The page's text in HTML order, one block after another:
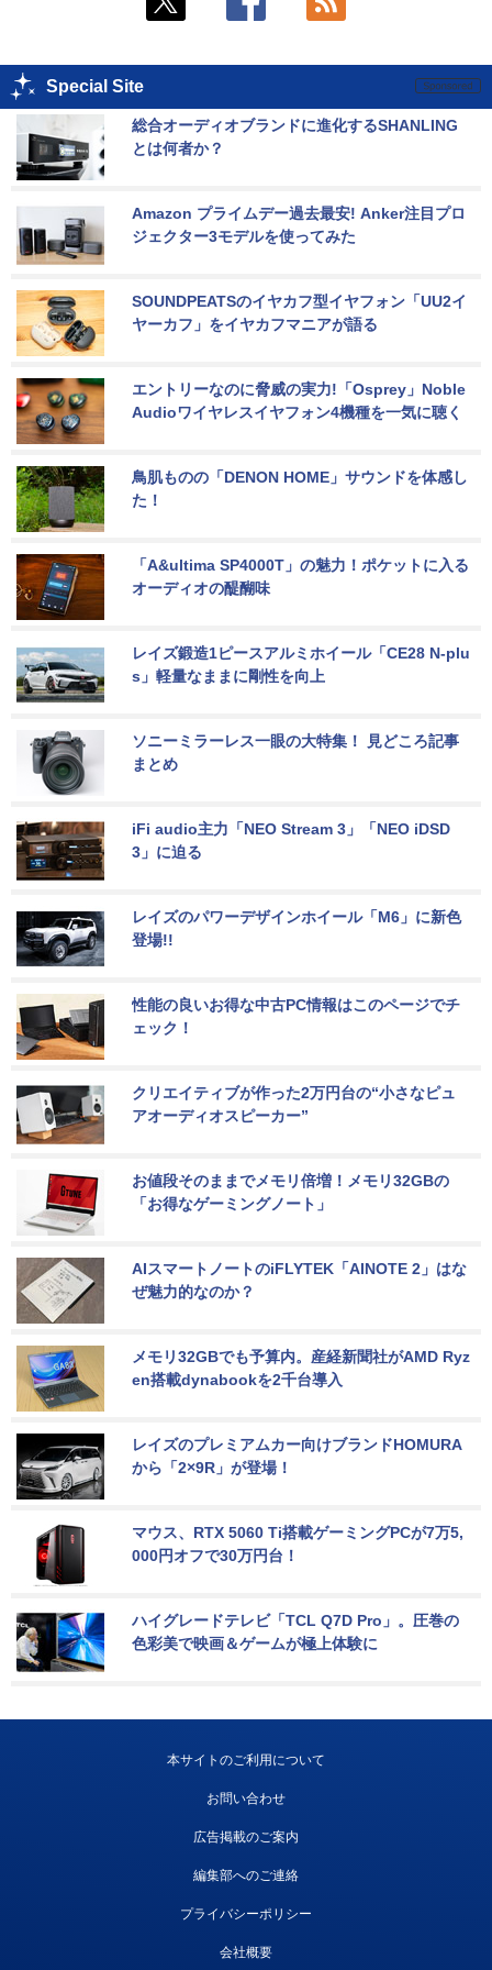
Special Site
総合オーディオブランドに進化するSHANLING
とは何者か？
Amazon プライムデー過去最安! Anker注目プロ
ジェクター3モデルを使ってみた
SOUNDPEATSのイヤカフ型イヤフォン「UU2イ
ヤーカフ」をイヤカフマニアが語る
エントリーなのに脅威の実力!「Osprey」Noble
Audioワイヤレスイヤフォン4機種を一気に聴く
鳥肌ものの「DENON HOME」サウンドを体感し
た！
「A&ultima SP4000T」の魅力！ポケットに入る
オーディオの醍醐味
レイズ鍛造1ピースアルミホイール「CE28 N-plu
s」軽量なままに剛性を向上
ソニーミラーレス一眼の大特集！ 見どころ記事
まとめ
iFi audio主力「NEO Stream 3」「NEO iDSD
3」に迫る
レイズのパワーデザインホイール「M6」に新色
登場!!
性能の良いお得な中古PC情報はこのページでチ
ェック！
クリエイティブが作った2万円台の“小さなピュ
アオーディオスピーカー”
お値段そのままでメモリ倍増！メモリ32GBの
「お得なゲーミングノート」
AIスマートノートのiFLYTEK「AINOTE 2」はな
ぜ魅力的なのか？
メモリ32GBでも予算内。産経新聞社がAMD Ryz
en搭載dynabookを2千台導入
レイズのプレミアムカー向けブランドHOMURA
から「2×9R」が登場！
マウス、RTX 5060 Ti搭載ゲーミングPCが7万5,
000円オフで30万円台！
ハイグレードテレビ「TCL Q7D Pro」。圧巻の
色彩美で映画＆ゲームが極上体験に
本サイトのご利用について
お問い合わせ
広告掲載のご案内
編集部へのご連絡
プライバシーポリシー
会社概要